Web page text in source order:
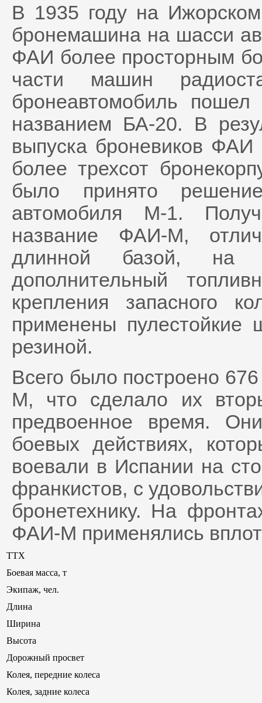
В 1935 году на
бронемашина на шасси
ФАИ более просторным
части машин
бронеавтомобиль
названием БА-20. В
выпуска броневиков
более трехсот
было принято
автомобиля М-1.
название ФАИ-М,
длинной базой, на
дополнительный
крепления запасного
применены пулестойкие
резиной.
Всего было построено
М, что сделало их
предвоенное время.
боевых действиях,
воевали в Испании на
франкистов, с
бронетехнику. На
ФАИ-М применялись
ТТХ
Боевая масса, т
Экипаж, чел.
Длина
Ширина
Высота
Дорожный просвет
Колея, передние колеса
Колея, задние колеса